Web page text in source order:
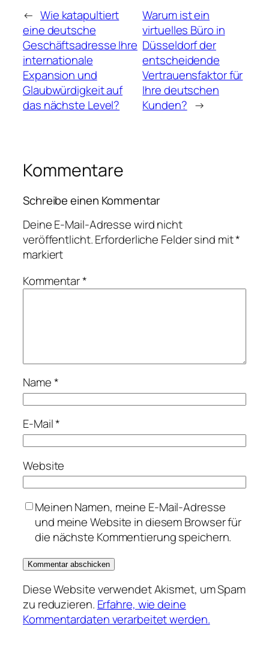
← Wie katapultiert
eine deutsche
Geschäftsadresse Ihre
internationale
Expansion und
Glaubwürdigkeit auf
das nächste Level?
Warum ist ein
virtuelles Büro in
Düsseldorf der
entscheidende
Vertrauensfaktor für
Ihre deutschen
Kunden? →
Kommentare
Schreibe einen Kommentar
Deine E-Mail-Adresse wird nicht
veröffentlicht.Erforderliche Felder sind mit*
markiert
Kommentar*
Name*
E-Mail*
Website
Meinen Namen, meine E-Mail-Adresse
und meine Website in diesem Browser für
die nächste Kommentierung speichern.
Diese Website verwendet Akismet, um Spam
zu reduzieren. Erfahre, wie deine
Kommentardaten verarbeitet werden.